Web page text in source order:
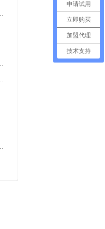
申请试用
立即购买
加盟代理
技术支持